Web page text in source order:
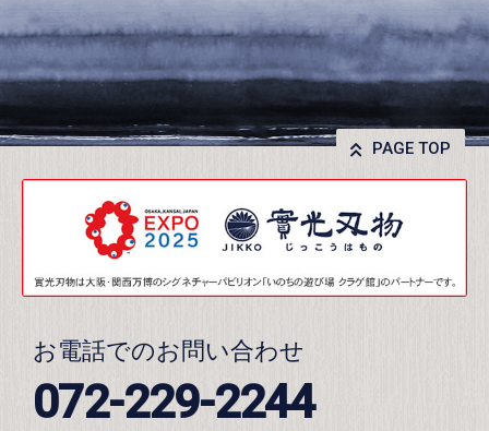
PAGE TOP
お電話でのお問い合わせ
072-229-2244